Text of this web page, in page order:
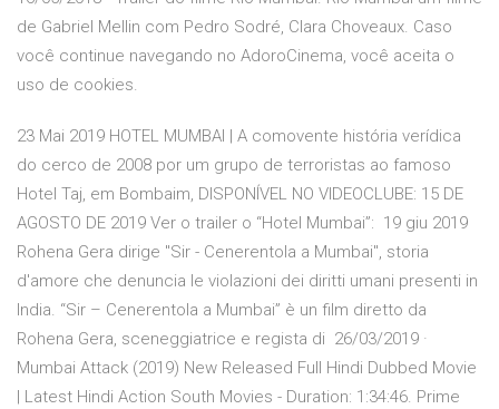
de Gabriel Mellin com Pedro Sodré, Clara Choveaux. Caso
você continue navegando no AdoroCinema, você aceita o
uso de cookies.
23 Mai 2019 HOTEL MUMBAI | A comovente história verídica
do cerco de 2008 por um grupo de terroristas ao famoso
Hotel Taj, em Bombaim, DISPONÍVEL NO VIDEOCLUBE: 15 DE
AGOSTO DE 2019 Ver o trailer o “Hotel Mumbai”: 19 giu 2019
Rohena Gera dirige "Sir - Cenerentola a Mumbai", storia
d'amore che denuncia le violazioni dei diritti umani presenti in
India. “Sir – Cenerentola a Mumbai” è un film diretto da
Rohena Gera, sceneggiatrice e regista di 26/03/2019 ·
Mumbai Attack (2019) New Released Full Hindi Dubbed Movie
| Latest Hindi Action South Movies - Duration: 1:34:46. Prime